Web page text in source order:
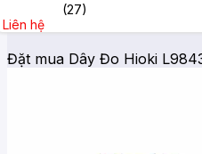
(27)
Liên hệ
Đặt mua Dây Đo Hioki